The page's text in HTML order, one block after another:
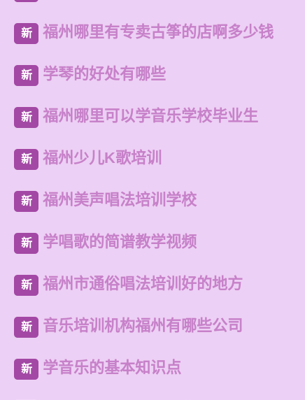
新 福州哪里有专卖古筝的店啊多少钱
新 学琴的好处有哪些
新 福州哪里可以学音乐学校毕业生
新 福州少儿K歌培训
新 福州美声唱法培训学校
新 学唱歌的简谱教学视频
新 福州市通俗唱法培训好的地方
新 音乐培训机构福州有哪些公司
新 学音乐的基本知识点